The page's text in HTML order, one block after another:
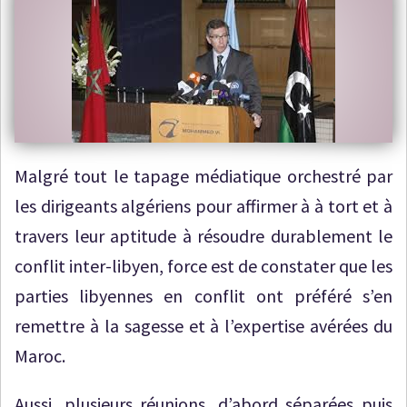
Malgré tout le tapage médiatique orchestré par
les dirigeants algériens pour affirmer à à tort et à
travers leur aptitude à résoudre durablement le
conflit inter-libyen, force est de constater que les
parties libyennes en conflit ont préféré s’en
remettre à la sagesse et à l’expertise avérées du
Maroc.